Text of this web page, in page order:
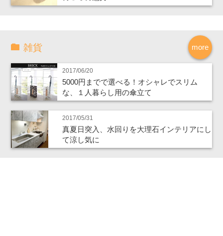
more
雑貨
2017/06/20
5000円までで選べる！オシャレでスリム
な、１人暮らし用の傘立て
2017/05/31
真夏日突入、水回りを大理石インテリアにし
て涼し気に